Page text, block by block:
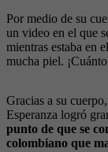
Por medio de su
un video en el que
mientras estaba en
mucha piel.
Gracias a su
Esperanza logró
punto de que se
colombiano que